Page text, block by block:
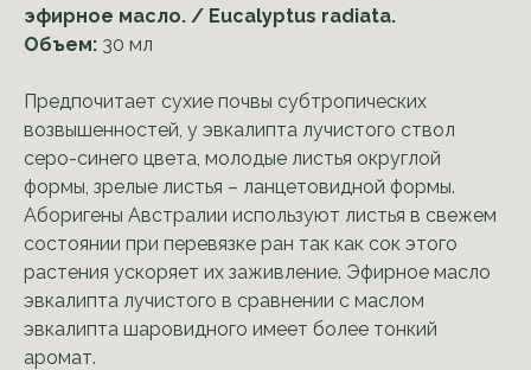
эфирное масло. / Eucalyptus radiata.
Объем: 30 мл
Предпочитает сухие почвы субтропических
возвышенностей, у эвкалипта лучистого ствол
серо-синего цвета, молодые листья округлой
формы, зрелые листья – ланцетовидной формы.
Аборигены Австралии используют листья в свежем
состоянии при перевязке ран так как сок этого
растения ускоряет их заживление. Эфирное масло
эвкалипта лучистого в сравнении с маслом
эвкалипта шаровидного имеет более тонкий
аромат.